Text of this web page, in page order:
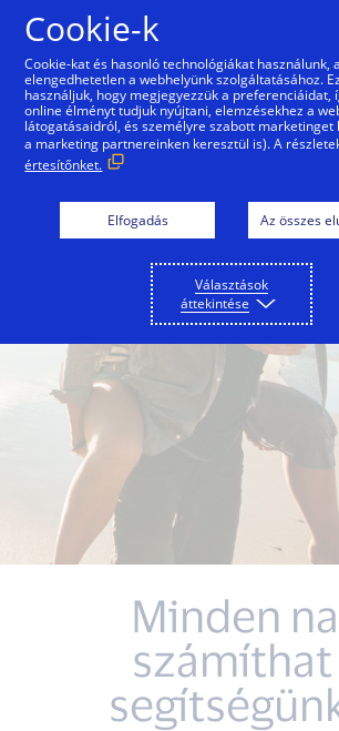
Minden
számíthat
Cookie-k
Cookie-kat és hasonló technológiákat használunk,
elengedhetetlen a webhelyünk szolgáltatásához.
használjuk, hogy megjegyezzük a preferenciáidat,
online élményt tudjuk nyújtani, elemzésekhez a
látogatásaidról, és személyre szabott marketinget
a marketing partnereinken keresztül is). A
értesítőnket.
Elfogadás Az összes
Választások
áttekintése